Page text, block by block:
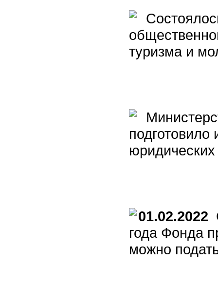
туризма и
01.02.2022
года Фонда
можно